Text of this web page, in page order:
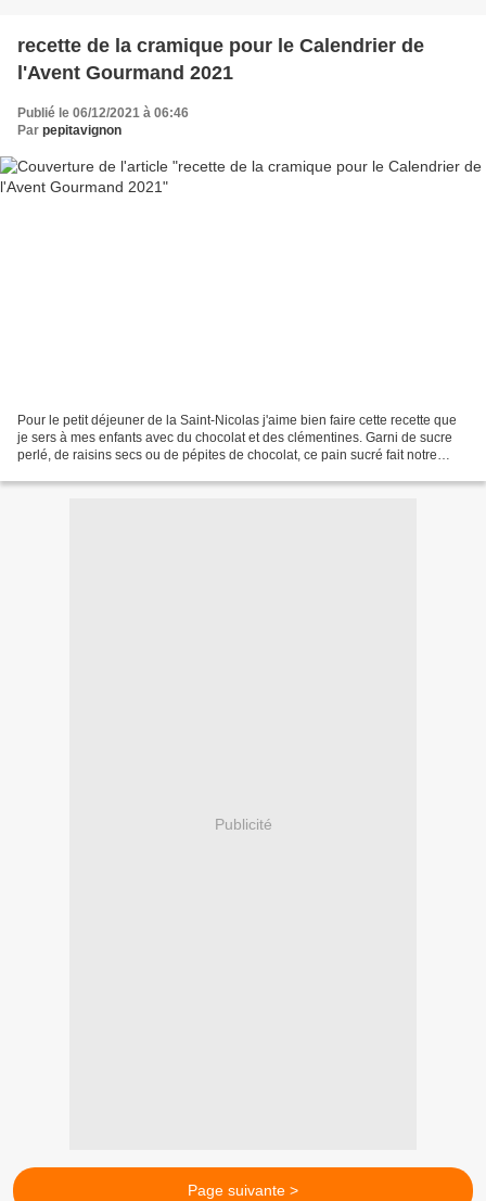
recette de la cramique pour le Calendrier de
l'Avent Gourmand 2021
Publié le 06/12/2021 à 06:46
Par pepitavignon
Pour le petit déjeuner de la Saint-Nicolas j'aime bien faire cette recette que
je sers à mes enfants avec du chocolat et des clémentines. Garni de sucre
perlé, de raisins secs ou de pépites de chocolat, ce pain sucré fait notre
Publicité
Page suivante >